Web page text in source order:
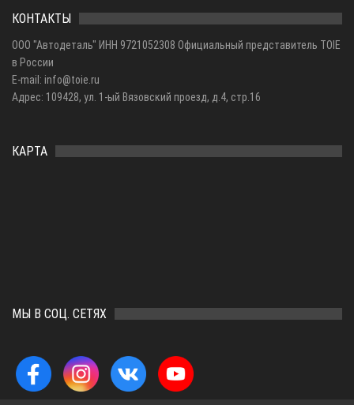
КОНТАКТЫ
ООО "Автодеталь" ИНН 9721052308 Официальный представитель TOIE
в России
E-mail: info@toie.ru
Адрес: 109428, ул. 1-ый Вязовский проезд, д.4, стр.16
КАРТА
МЫ В СОЦ. СЕТЯХ